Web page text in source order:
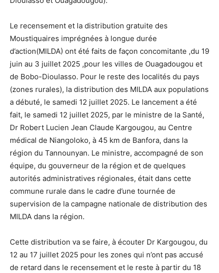
Le recensement et la distribution gratuite des
Moustiquaires imprégnées à longue durée
d’action(MILDA) ont été faits de façon concomitante ,du 19
juin au 3 juillet 2025 ,pour les villes de Ouagadougou et
de Bobo-Dioulasso. Pour le reste des localités du pays
(zones rurales), la distribution des MILDA aux populations
a débuté, le samedi 12 juillet 2025. Le lancement a été
fait, le samedi 12 juillet 2025, par le ministre de la Santé,
Dr Robert Lucien Jean Claude Kargougou, au Centre
médical de Niangoloko, à 45 km de Banfora, dans la
région du Tannounyan. Le ministre, accompagné de son
équipe, du gouverneur de la région et de quelques
autorités administratives régionales, était dans cette
commune rurale dans le cadre d’une tournée de
supervision de la campagne nationale de distribution des
MILDA dans la région.
Cette distribution va se faire, à écouter Dr Kargougou, du
12 au 17 juillet 2025 pour les zones qui n’ont pas accusé
de retard dans le recensement et le reste à partir du 18